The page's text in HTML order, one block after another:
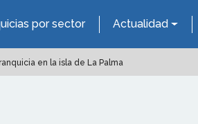
por sector Actualidad
en la isla de La Palma